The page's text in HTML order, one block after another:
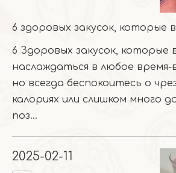
6 Здоровых закусок, которые
наслаждаться в любое время-
но всегда беспокоитесь о
калориях или слишком много
поз...
2025-02-11